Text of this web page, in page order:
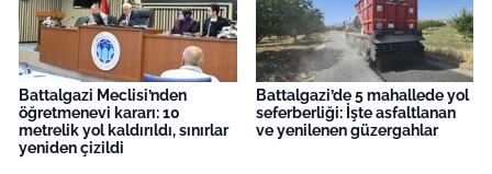
Battalgazi Meclisi’nden
öğretmenevi kararı: 10
metrelik yol kaldırıldı, sınırlar
yeniden çizildi
Battalgazi’de 5 mahallede yol
seferberliği: İşte asfaltlanan
ve yenilenen güzergahlar